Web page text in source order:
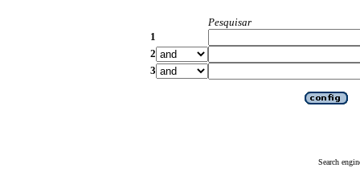
Pesquisar
1
2
3
Search